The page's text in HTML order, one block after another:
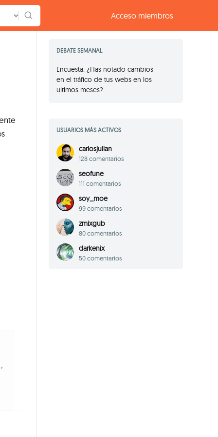
Acceso miembros
DEBATE SEMANAL
Encuesta: ¿Has notado cambios
en el tráfico de tus webs en los
ultimos meses?
USUARIOS MÁS ACTIVOS
carlosjulian
128 comentarios
seofune
111 comentarios
soy_moe
99 comentarios
zmixgub
80 comentarios
darkenix
50 comentarios